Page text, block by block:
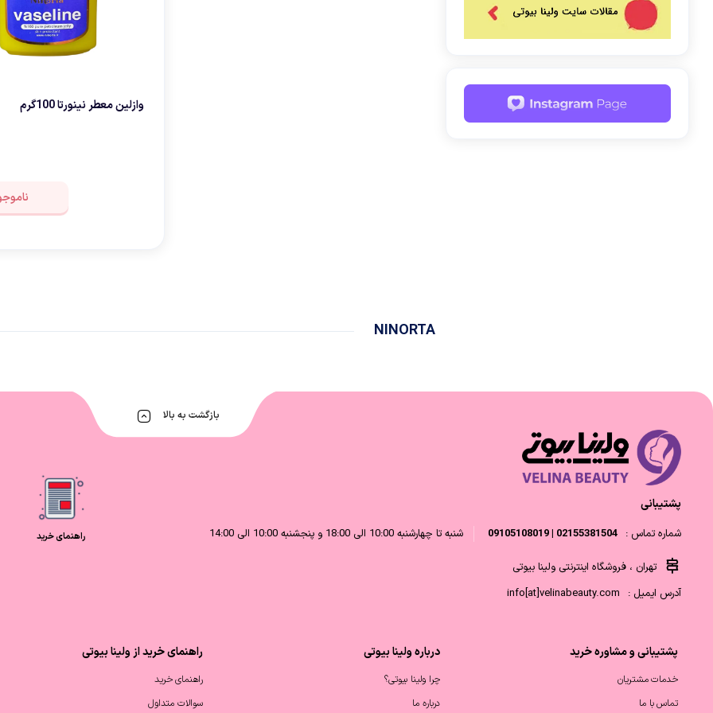
وازلین معطر نینورتا 100گرم
NINORTA
بازگشت به بالا
پشتیبانی
شماره تماس : 02155381504 | 09105108019 شنبه تا چهارشنبه 10:00 الی 18:00 و پنجشنبه 10:00 الی 14:00
تهران ، فروشگاه اینترنتی ولینا بیوتی
آدرس ایمیل : info[at]velinabeauty.com
راهنمای خرید
پشتیبانی و مشاوره خرید
خدمات مشتریان
تماس با ما
درباره ولینا بیوتی
چرا ولینا بیوتی؟
درباره ما
راهنمای خرید از ولینا بیوتی
راهنمای خرید
سوالات متداول